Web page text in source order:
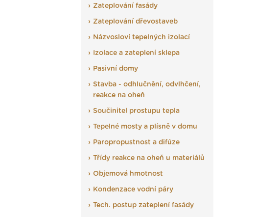
Zateplování fasády
Zateplování dřevostaveb
Názvosloví tepelných izolací
Izolace a zateplení sklepa
Pasivní domy
Stavba - odhlučnění, odvlhčení,
reakce na oheň
Součinitel prostupu tepla
Tepelné mosty a plísně v domu
Paropropustnost a difúze
Třídy reakce na oheň u materiálů
Objemová hmotnost
Kondenzace vodní páry
Tech. postup zateplení fasády